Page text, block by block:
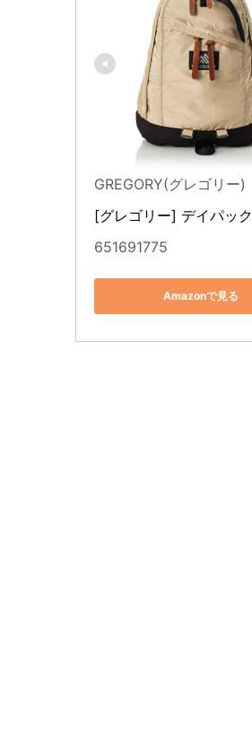
GREGORY(グレゴリー)
[グレゴリー] デイパック
651691775
Amazonで見る